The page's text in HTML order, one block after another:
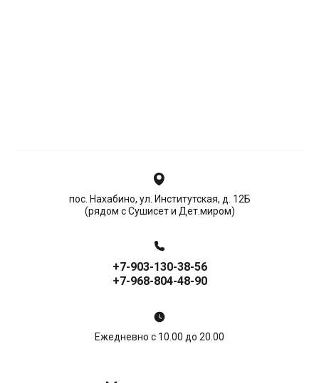
пос. Нахабино, ул. Институтская, д. 12Б
(рядом с Сушисет и Дет.миром)
+7-903-130-38-56
+7-968-804-48-90
Ежедневно с 10.00 до 20.00